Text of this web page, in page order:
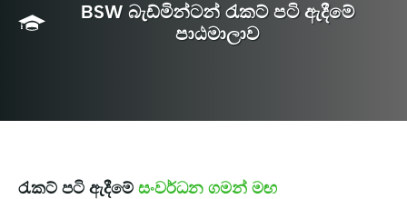
BSW බැඩ්මින්ටන් රැකට් පටි ඇදීමේ
පාඨමාලාව
රැකට් පටි ඇදීමේ සංවර්ධන ගමන් මඟ